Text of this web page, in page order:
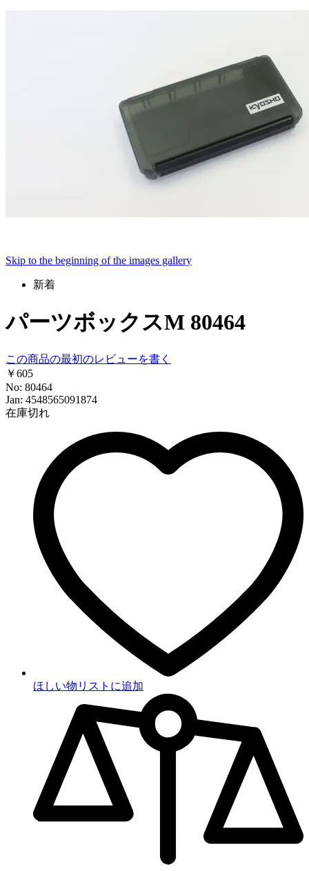
Skip to the beginning of the images gallery
新着
パーツボックスM 80464
この商品の最初のレビューを書く
￥605
No: 80464
Jan: 4548565091874
在庫切れ
ほしい物リストに追加